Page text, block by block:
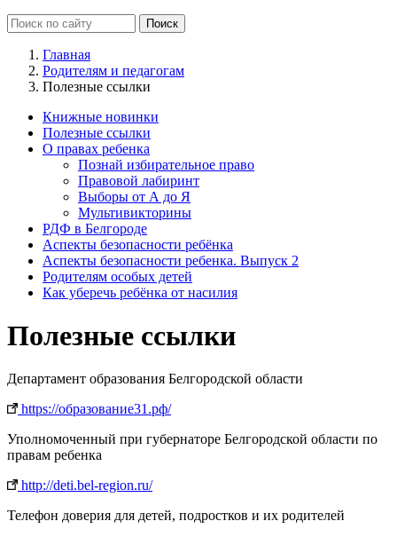
Главная
Родителям и педагогам
Полезные ссылки
Книжные новинки
Полезные ссылки
О правах ребенка
Познай избирательное право
Правовой лабиринт
Выборы от А до Я
Мультивикторины
РДФ в Белгороде
Аспекты безопасности ребёнка
Аспекты безопасности ребенка. Выпуск 2
Родителям особых детей
Как уберечь ребёнка от насилия
Полезные ссылки
Департамент образования Белгородской области
https://образование31.рф/
Уполномоченный при губернаторе Белгородской области по
правам ребенка
http://deti.bel-region.ru/
Телефон доверия для детей, подростков и их родителей